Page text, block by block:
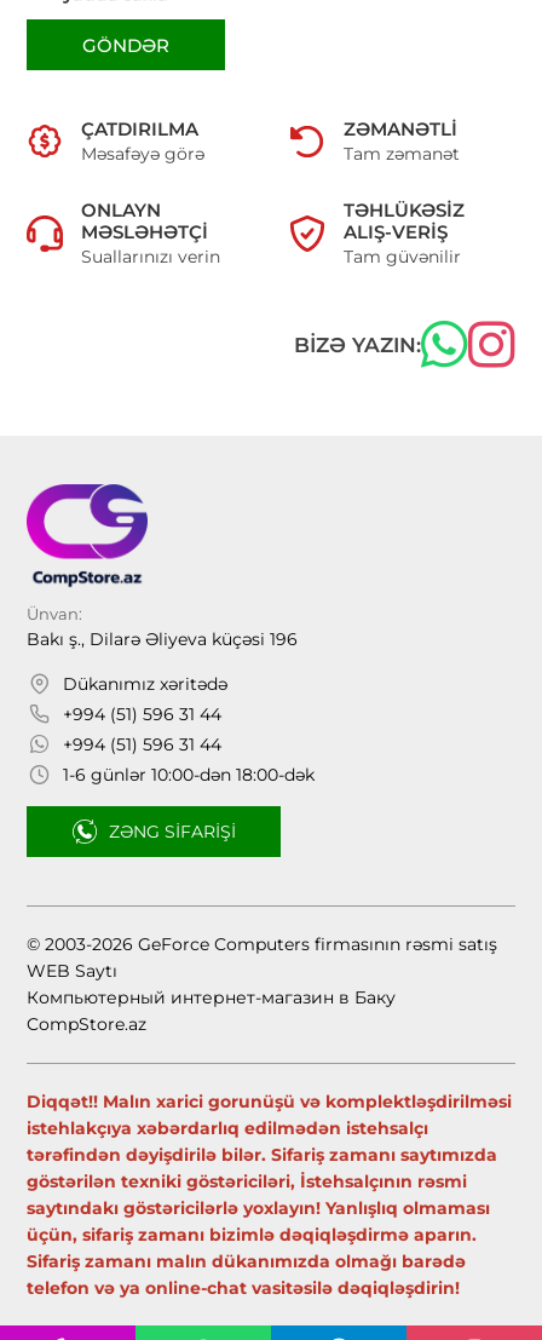
GÖNDƏR
ÇATDIRILMA
Məsafəyə görə
ZƏMANƏTLI
Tam zəmanət
ONLAYN
MƏSLƏHƏTÇI
Suallarınızı verin
TƏHLÜKƏSIZ
ALIŞ-VERIŞ
Tam güvənilir
BIZƏ YAZIN:
Ünvan:
Bakı ş., Dilarə Əliyeva küçəsi 196
Dükanımız xəritədə
+994 (51) 596 31 44
+994 (51) 596 31 44
1-6 günlər 10:00-dən 18:00-dək
ZƏNG SIFARIŞI
© 2003-2026 GeForce Computers firmasının rəsmi satış
WEB Saytı
Компьютерный интернет-магазин в Баку
CompStore.az
Diqqət!! Malın xarici gorunüşü və komplektləşdirilməsi
istehlakçıya xəbərdarlıq edilmədən istehsalçı
tərəfindən dəyişdirilə bilər. Sifariş zamanı saytımızda
göstərilən texniki göstəriciləri, İstehsalçının rəsmi
saytındakı göstəricilərlə yoxlayın! Yanlışlıq olmaması
üçün, sifariş zamanı bizimlə dəqiqləşdirmə aparın.
Sifariş zamanı malın dükanımızda olmağı barədə
telefon və ya online-chat vasitəsilə dəqiqləşdirin!